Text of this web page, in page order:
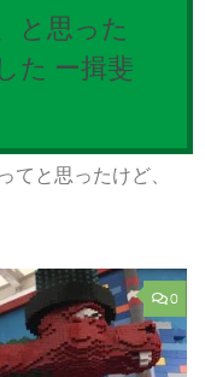
と思った
た ー揖斐
てと思ったけど、
0